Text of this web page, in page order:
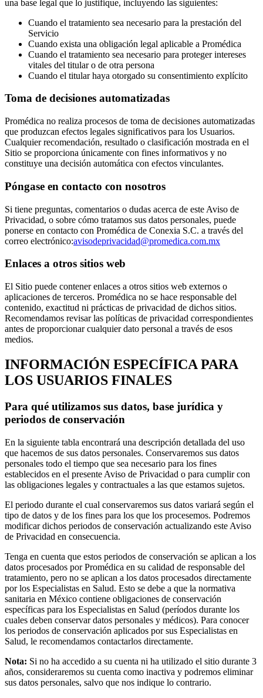
una base legal que lo justifique, incluyendo las siguientes:
Cuando el tratamiento sea necesario para la prestación del
Servicio
Cuando exista una obligación legal aplicable a Promédica
Cuando el tratamiento sea necesario para proteger intereses
vitales del titular o de otra persona
Cuando el titular haya otorgado su consentimiento explícito
Toma de decisiones automatizadas
Promédica no realiza procesos de toma de decisiones automatizadas
que produzcan efectos legales significativos para los Usuarios.
Cualquier recomendación, resultado o clasificación mostrada en el
Sitio se proporciona únicamente con fines informativos y no
constituye una decisión automática con efectos vinculantes.
Póngase en contacto con nosotros
Si tiene preguntas, comentarios o dudas acerca de este Aviso de
Privacidad, o sobre cómo tratamos sus datos personales, puede
ponerse en contacto con Promédica de Conexia S.C. a través del
correo electrónico:avisodeprivacidad@promedica.com.mx
Enlaces a otros sitios web
El Sitio puede contener enlaces a otros sitios web externos o
aplicaciones de terceros. Promédica no se hace responsable del
contenido, exactitud ni prácticas de privacidad de dichos sitios.
Recomendamos revisar las políticas de privacidad correspondientes
antes de proporcionar cualquier dato personal a través de esos
medios.
INFORMACIÓN ESPECÍFICA PARA
LOS USUARIOS FINALES
Para qué utilizamos sus datos, base jurídica y
periodos de conservación
En la siguiente tabla encontrará una descripción detallada del uso
que hacemos de sus datos personales. Conservaremos sus datos
personales todo el tiempo que sea necesario para los fines
establecidos en el presente Aviso de Privacidad o para cumplir con
las obligaciones legales y contractuales a las que estamos sujetos.
El periodo durante el cual conservaremos sus datos variará según el
tipo de datos y de los fines para los que los procesemos. Podremos
modificar dichos periodos de conservación actualizando este Aviso
de Privacidad en consecuencia.
Tenga en cuenta que estos periodos de conservación se aplican a los
datos procesados por Promédica en su calidad de responsable del
tratamiento, pero no se aplican a los datos procesados directamente
por los Especialistas en Salud. Esto se debe a que la normativa
sanitaria en México contiene obligaciones de conservación
específicas para los Especialistas en Salud (períodos durante los
cuales deben conservar datos personales y médicos). Para conocer
los periodos de conservación aplicados por sus Especialistas en
Salud, le recomendamos contactarlos directamente.
Nota: Si no ha accedido a su cuenta ni ha utilizado el sitio durante 3
años, consideraremos su cuenta como inactiva y podremos eliminar
sus datos personales, salvo que nos indique lo contrario.